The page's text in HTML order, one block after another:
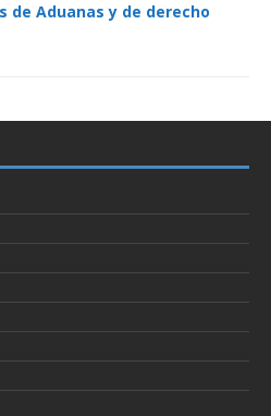
de Aduanas y de derecho